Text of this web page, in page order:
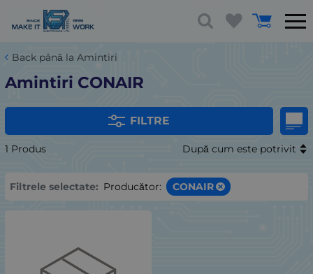
Back până la Amintiri
Amintiri CONAIR
FILTRE
1 Produs După cum este potrivit
Filtrele selectate: Producător: CONAIR